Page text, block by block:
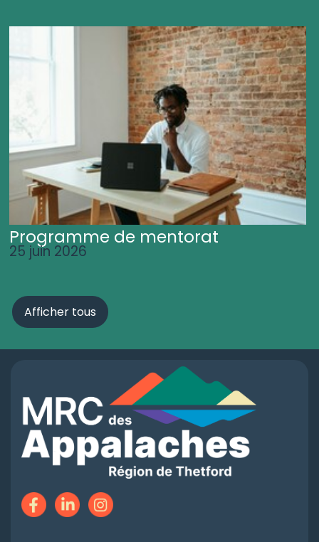
Programme de mentorat
25 juin 2026
Afficher tous